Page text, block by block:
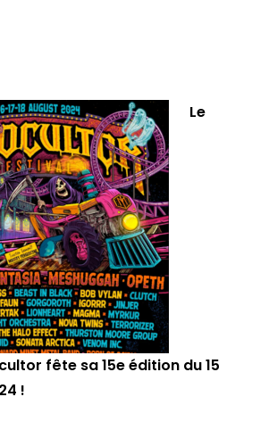
Le
fête sa 15e édition du 15
!